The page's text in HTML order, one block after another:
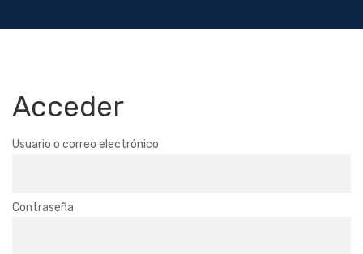
Acceder
Usuario o correo electrónico
Contraseña